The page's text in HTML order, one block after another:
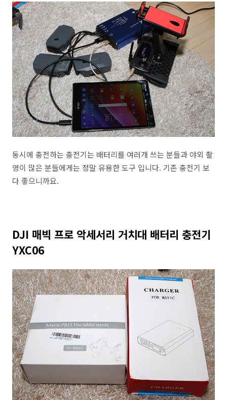
동시에 충전하는 충전기는 배터리를 여러개 쓰는 분들과 야외 촬
영이 많은 분들에게는 정말 유용한 도구 입니다. 기존 충전기 보
다 좋으니까요.
DJI 매빅 프로 악세서리 거치대 배터리 충전기
YXC06